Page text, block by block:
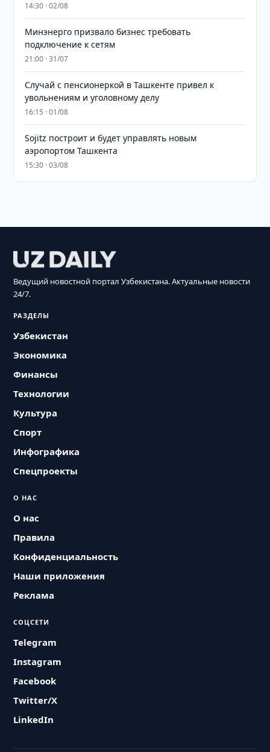
14:30 · 02/08
Минэнерго призвало бизнес требовать
подключение к сетям
21:00 · 31/07
Случай с пенсионеркой в Ташкенте привел к
увольнениям и уголовному делу
16:15 · 01/08
Sojitz построит и будет управлять новым
аэропортом Ташкента
15:30 · 03/08
Ведущий новостной портал Узбекистана. Актуальные новости
24/7.
РАЗДЕЛЫ
Узбекистан
Экономика
Финансы
Технологии
Культура
Спорт
Инфографика
Спецпроекты
О НАС
О нас
Правила
Конфиденциальность
Наши приложения
Реклама
СОЦСЕТИ
Telegram
Instagram
Facebook
Twitter/X
LinkedIn